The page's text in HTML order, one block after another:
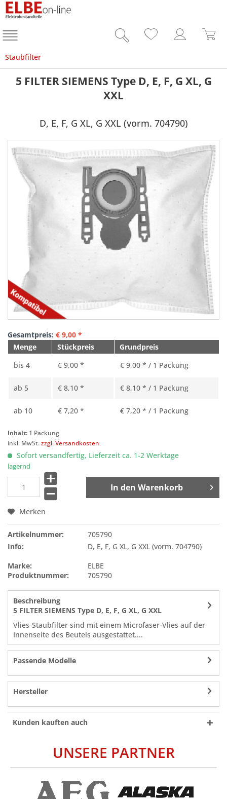
Staubfilter
5 FILTER SIEMENS Type D, E, F, G XL, G
XXL
D, E, F, G XL, G XXL (vorm. 704790)
Gesamtpreis: € 9,00 *
Menge
Stückpreis
Grundpreis
bis 4 € 9,00 * € 9,00 * / 1 Packung
ab 5 € 8,10 * € 8,10 * / 1 Packung
ab 10 € 7,20 * € 7,20 * / 1 Packung
Inhalt: 1 Packung
inkl. MwSt.zzgl. Versandkosten
Sofort versandfertig, Lieferzeit ca. 1-2 Werktage
lagernd
In den Warenkorb
Merken
Artikelnummer:
705790
Info:
D, E, F, G XL, G XXL (vorm. 704790)
Marke:
ELBE
Produktnummer:
705790
Beschreibung
5 FILTER SIEMENS Type D, E, F, G XL, G XXL
Vlies-Staubfilter sind mit einem Microfaser-Vlies auf der
Innenseite des Beutels ausgestattet....
Passende Modelle
Hersteller
Kunden kauften auch
UNSERE PARTNER